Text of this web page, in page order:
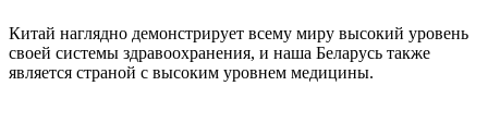
Китай наглядно демонстрирует всему миру высокий уровень
своей системы здравоохранения, и наша Беларусь также
является страной с высоким уровнем медицины.